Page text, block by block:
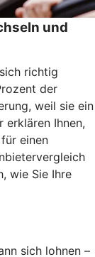
und
richtig
der
weil sie ein
erklären Ihnen,
einen
wie Sie Ihre
sich lohnen –